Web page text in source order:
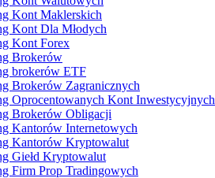
Kont Maklerskich
Kont Dla Młodych
Kont Forex
Brokerów
brokerów ETF
Brokerów Zagranicznych
Oprocentowanych Kont Inwestycyjnych
Brokerów Obligacji
Kantorów Internetowych
Kantorów Kryptowalut
Giełd Kryptowalut
Firm Prop Tradingowych